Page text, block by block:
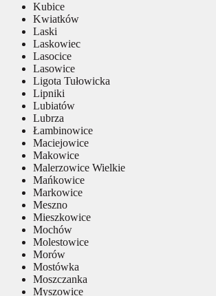
Kubice
Kwiatków
Laski
Laskowiec
Lasocice
Lasowice
Ligota Tułowicka
Lipniki
Lubiatów
Lubrza
Łambinowice
Maciejowice
Makowice
Malerzowice Wielkie
Mańkowice
Markowice
Meszno
Mieszkowice
Mochów
Molestowice
Morów
Mostówka
Moszczanka
Myszowice